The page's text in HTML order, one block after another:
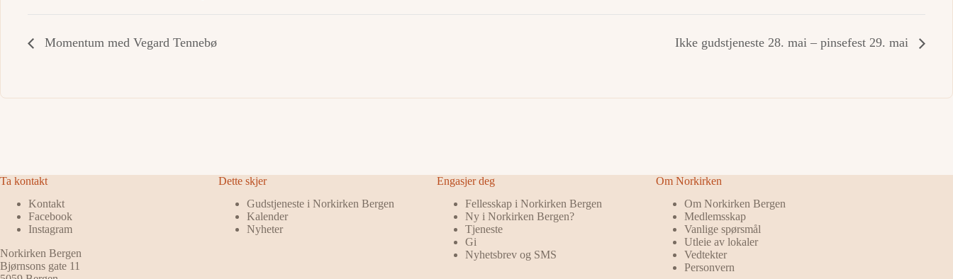
Momentum med Vegard Tennebø Ikke gudstjeneste 28. mai – pinsefest 29. mai
Ta kontakt
Kontakt
Facebook
Instagram
Norkirken Bergen
Bjørnsons gate 11
Dette skjer
Gudstjeneste i Norkirken Bergen
Kalender
Nyheter
Engasjer deg
Fellesskap i Norkirken Bergen
Ny i Norkirken Bergen?
Tjeneste
Gi
Nyhetsbrev og SMS
Om Norkirken
Om Norkirken Bergen
Medlemsskap
Vanlige spørsmål
Utleie av lokaler
Vedtekter
Personvern